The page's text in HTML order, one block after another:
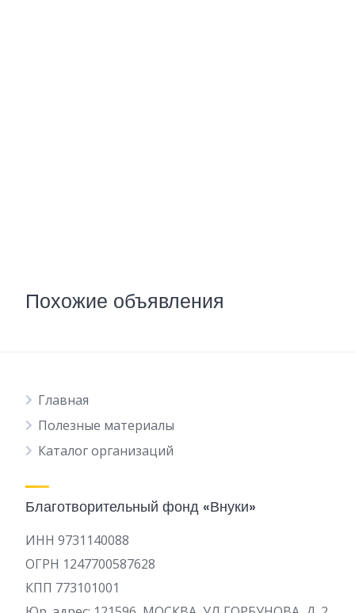
Похожие объявления
Главная
Полезные материалы
Каталог организаций
Благотворительный фонд «Внуки»
ИНН 9731140088
ОГРН 1247700587628
КПП 773101001